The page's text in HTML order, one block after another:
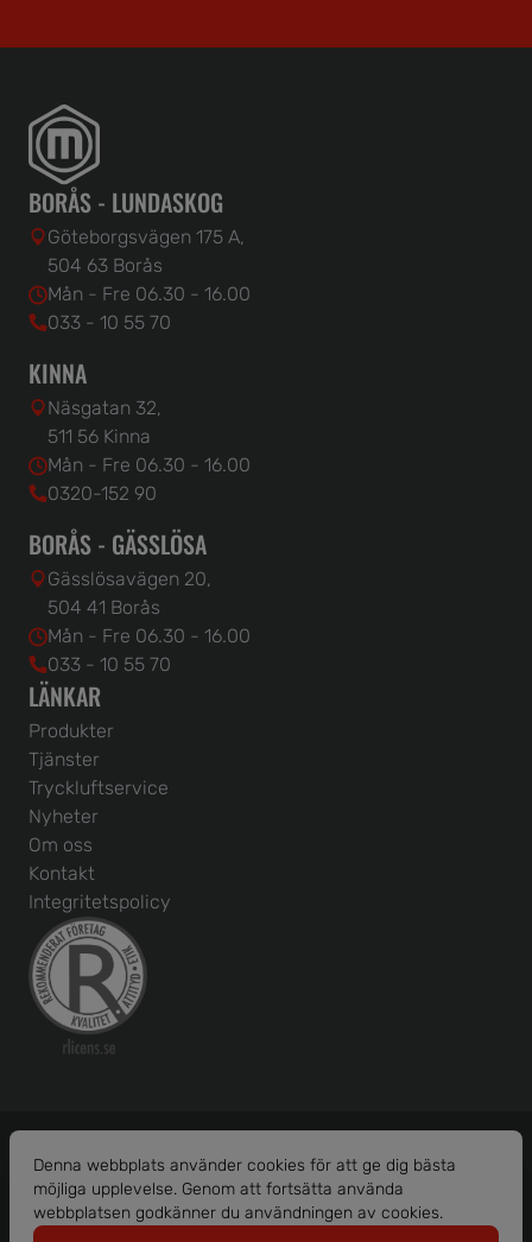
BORÅS - LUNDASKOG
Göteborgsvägen 175 A,
504 63 Borås
Mån - Fre 06.30 - 16.00
033 - 10 55 70
KINNA
Näsgatan 32,
511 56 Kinna
Mån - Fre 06.30 - 16.00
0320-152 90
BORÅS - GÄSSLÖSA
Gässlösavägen 20,
504 41 Borås
Mån - Fre 06.30 - 16.00
033 - 10 55 70
LÄNKAR
Produkter
Tjänster
Tryckluftservice
Nyheter
Om oss
Kontakt
Integritetspolicy
Org. nr: 556586-1456
Denna webbplats använder cookies för att ge dig bästa
möjliga upplevelse. Genom att fortsätta använda
webbplatsen godkänner du användningen av cookies.